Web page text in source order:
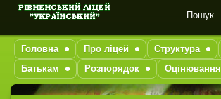
Пошук
Головна Про ліцей Структура
Батькам
Розпорядок Оцінювання